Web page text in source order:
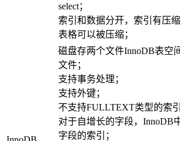
select；
索引和数据分开，索引有压
表格可以被压缩；
磁盘存两个文件InnoDB表空
文件；
支持事务处理；
支持外键；
不支持FULLTEXT类型的索引
对于自增长的字段，InnoDB
字段的索引；